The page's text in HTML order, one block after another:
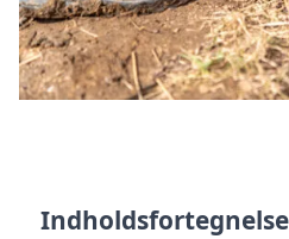
Indholdsfortegnelse